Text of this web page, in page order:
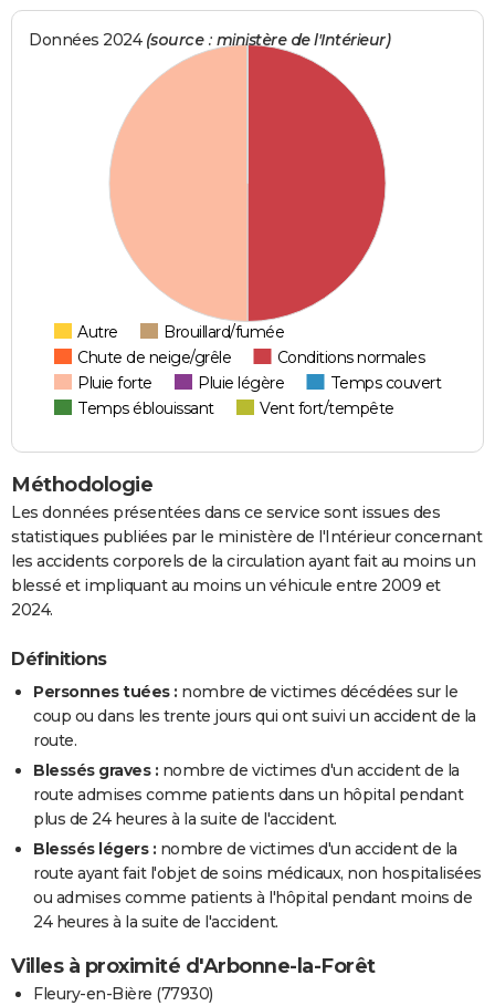
Données 2024 (source : ministère de l'Intérieur)
Autre
Brouillard/fumée
Chute de neige/grêle
Conditions normales
Pluie forte
Pluie légère
Temps couvert
Temps éblouissant
Vent fort/tempête
Méthodologie
Les données présentées dans ce service sont issues des
statistiques publiées par le ministère de l'Intérieur concernant
les accidents corporels de la circulation ayant fait au moins un
blessé et impliquant au moins un véhicule entre 2009 et
2024.
Définitions
Personnes tuées : nombre de victimes décédées sur le
coup ou dans les trente jours qui ont suivi un accident de la
route.
Blessés graves : nombre de victimes d'un accident de la
route admises comme patients dans un hôpital pendant
plus de 24 heures à la suite de l'accident.
Blessés légers : nombre de victimes d'un accident de la
route ayant fait l'objet de soins médicaux, non hospitalisées
ou admises comme patients à l'hôpital pendant moins de
24 heures à la suite de l'accident.
Villes à proximité d'Arbonne-la-Forêt
Fleury-en-Bière (77930)